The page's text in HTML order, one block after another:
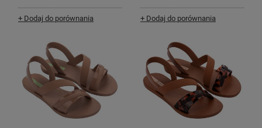
+ Dodaj do porównania + Dodaj do porównania